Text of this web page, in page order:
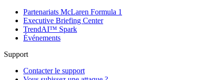
Partenariats McLaren Formula 1
Executive Briefing Center
TrendAI™ Spark
Événements
Support
Contacter le support